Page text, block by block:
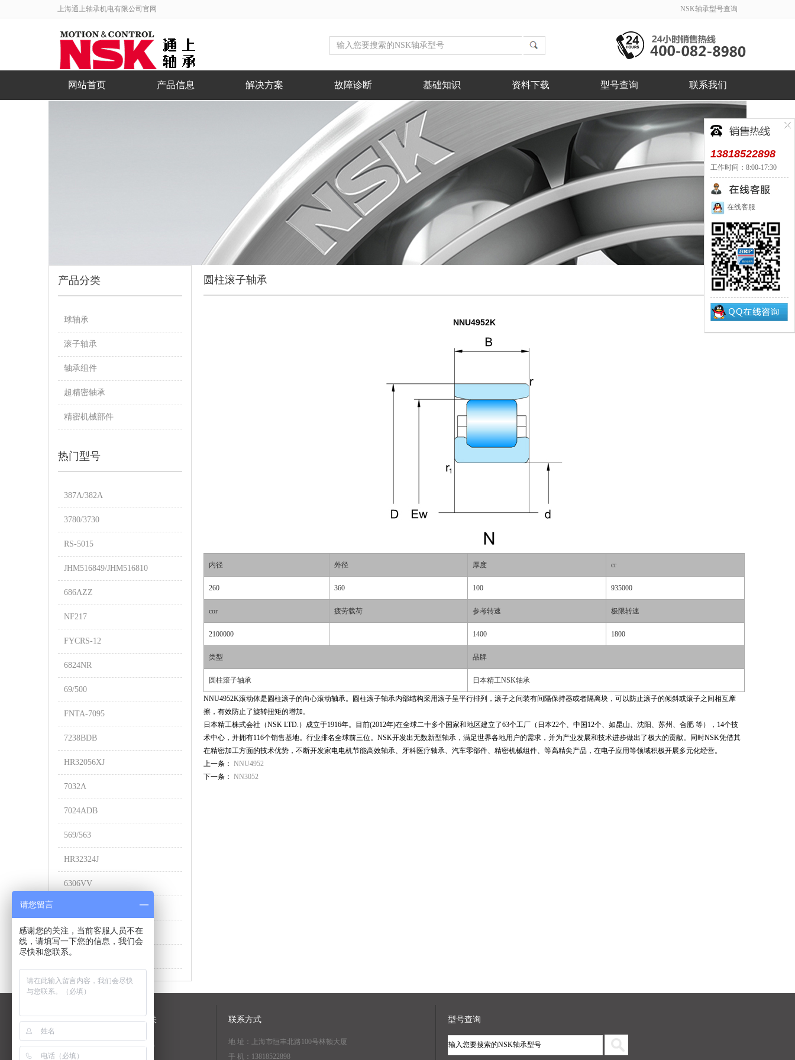
上海通上轴承机电有限公司官网 NSK轴承型号查询
网站首页 产品信息 解决方案 故障诊断 基础知识 资料下载 型号查询 联系我们
产品分类
球轴承
滚子轴承
轴承组件
超精密轴承
精密机械部件
热门型号
387A/382A
3780/3730
RS-5015
JHM516849/JHM516810
686AZZ
NF217
FYCRS-12
6824NR
69/500
FNTA-7095
7238BDB
HR32056XJ
7032A
7024ADB
569/563
HR32324J
6306VV
53217U
601XZZ
圆柱滚子轴承
NNU4952K
内径 外径 厚度 cr
260 360 100 935000
cor 疲劳载荷 参考转速 极限转速
2100000 1400 1800
类型 品牌
圆柱滚子轴承 日本精工NSK轴承
NNU4952K滚动体是圆柱滚子的向心滚动轴承。圆柱滚子轴承内部结构采用滚子呈平行排列，滚子之间装有间隔保持器或者隔离块，可以防止滚子的倾斜或滚子之间相互摩
擦，有效防止了旋转扭矩的增加。
日本精工株式会社（NSK LTD.）成立于1916年。目前(2012年)在全球二十多个国家和地区建立了63个工厂（日本22个、中国12个、如昆山、沈阳、苏州、合肥 等），14个技
术中心，并拥有116个销售基地。行业排名全球前三位。NSK开发出无数新型轴承，满足世界各地用户的需求，并为产业发展和技术进步做出了极大的贡献。同时NSK凭借其
在精密加工方面的技术优势，不断开发家电电机节能高效轴承、牙科医疗轴承、汽车零部件、精密机械组件、等高精尖产品，在电子应用等领域积极开展多元化经营。
上一条： NNU4952
下一条： NN3052
关于我们
公司简介
NSK相关
资料下载
联系方式
地 址：上海市恒丰北路100号林顿大厦
手 机：13818522898
型号查询
13818522898
工作时间：8:00-17:30
在线客服
请您留言
感谢您的关注，当前客服人员不在
线，请填写一下您的信息，我们会
尽快和您联系。